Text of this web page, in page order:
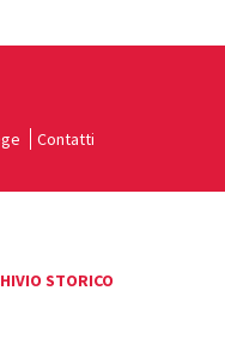
Contatti
STORICO